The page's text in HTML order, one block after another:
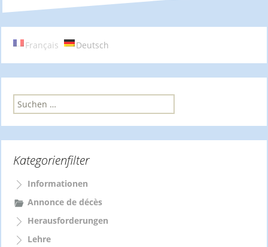
Français Deutsch
S
u
n
a
h
Kategorienfilter
Informationen
Annonce de décès
Herausforderungen
Lehre